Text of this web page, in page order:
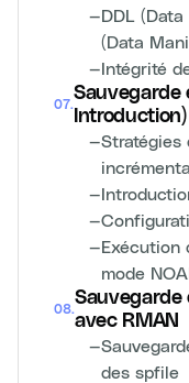
—DDL
(Data
—Intégrité
07.
Sauvegarde
Introduction)
—Stratégies
—
—
—Exécution
mode
08.
Sauvegarde
avec RMAN
—
des spfile